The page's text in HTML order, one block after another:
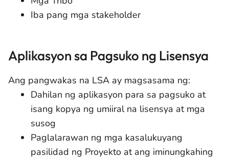
Iba pang mga stakeholder
Aplikasyon sa Pagsuko ng Lisensya
Ang pangwakas na LSA ay magsasama ng:
Dahilan ng aplikasyon para sa pagsuko at
isang kopya ng umiiral na lisensya at mga
susog
Paglalarawan ng mga kasalukuyang
pasilidad ng Proyekto at ang iminungkahing